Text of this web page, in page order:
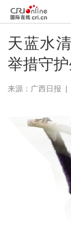
天蓝水
举措守
来源： 广西日报 |